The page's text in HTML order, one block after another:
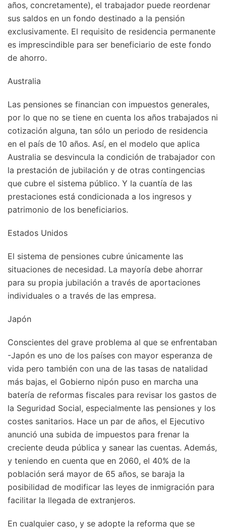
años, concretamente), el trabajador puede reordenar
sus saldos en un fondo destinado a la pensión
exclusivamente. El requisito de residencia permanente
es imprescindible para ser beneficiario de este fondo
de ahorro.
Australia
Las pensiones se financian con impuestos generales,
por lo que no se tiene en cuenta los años trabajados ni
cotización alguna, tan sólo un periodo de residencia
en el país de 10 años. Así, en el modelo que aplica
Australia se desvincula la condición de trabajador con
la prestación de jubilación y de otras contingencias
que cubre el sistema público. Y la cuantía de las
prestaciones está condicionada a los ingresos y
patrimonio de los beneficiarios.
Estados Unidos
El sistema de pensiones cubre únicamente las
situaciones de necesidad. La mayoría debe ahorrar
para su propia jubilación a través de aportaciones
individuales o a través de las empresa.
Japón
Conscientes del grave problema al que se enfrentaban
-Japón es uno de los países con mayor esperanza de
vida pero también con una de las tasas de natalidad
más bajas, el Gobierno nipón puso en marcha una
batería de reformas fiscales para revisar los gastos de
la Seguridad Social, especialmente las pensiones y los
costes sanitarios. Hace un par de años, el Ejecutivo
anunció una subida de impuestos para frenar la
creciente deuda pública y sanear las cuentas. Además,
y teniendo en cuenta que en 2060, el 40% de la
población será mayor de 65 años, se baraja la
posibilidad de modificar las leyes de inmigración para
facilitar la llegada de extranjeros.
En cualquier caso, y se adopte la reforma que se